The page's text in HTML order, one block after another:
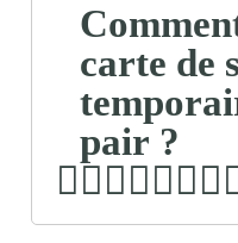
carte de
pair ?